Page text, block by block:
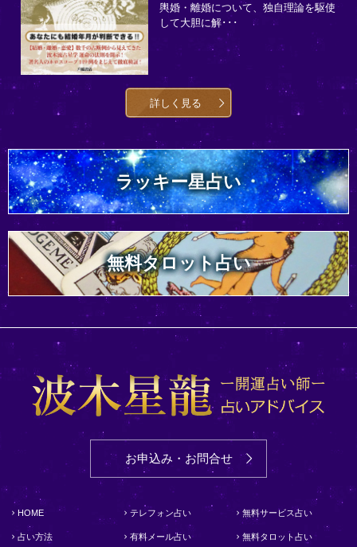
輿婚・離婚について、独自理論を駆使
して大胆に解･･･
詳しく見る
ラッキー星占い
無料タロット占い
お申込み・お問合せ
HOME
占い方法
テレフォン占い
有料メール占い
無料サービス占い
無料タロット占い